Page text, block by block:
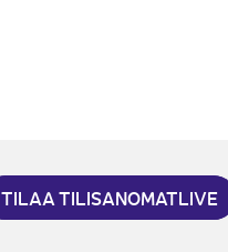
TILAA TILISANOMATLIVE